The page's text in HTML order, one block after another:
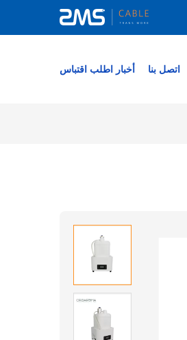
اتصل بنا أخبار اطلب اقتباس